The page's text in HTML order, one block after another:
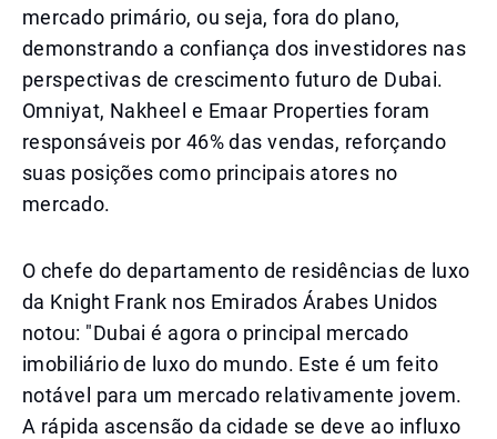
mercado primário, ou seja, fora do plano,
demonstrando a confiança dos investidores nas
perspectivas de crescimento futuro de Dubai.
Omniyat, Nakheel e Emaar Properties foram
responsáveis por 46% das vendas, reforçando
suas posições como principais atores no
mercado.
O chefe do departamento de residências de luxo
da Knight Frank nos Emirados Árabes Unidos
notou: "Dubai é agora o principal mercado
imobiliário de luxo do mundo. Este é um feito
notável para um mercado relativamente jovem.
A rápida ascensão da cidade se deve ao influxo